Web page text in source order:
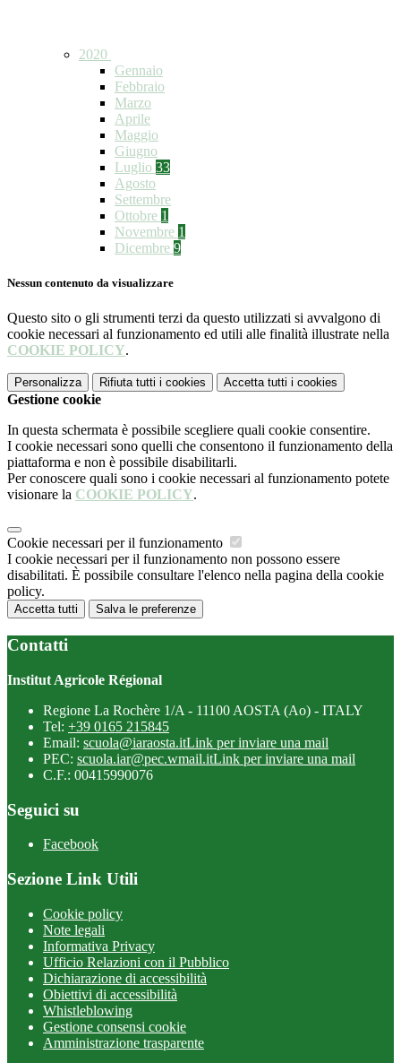
2020
Gennaio
Febbraio
Marzo
Aprile
Maggio
Giugno
Luglio 33
Agosto
Settembre
Ottobre 1
Novembre 1
Dicembre 9
Nessun contenuto da visualizzare
Questo sito o gli strumenti terzi da questo utilizzati si avvalgono di
cookie necessari al funzionamento ed utili alle finalità illustrate nella
COOKIE POLICY.
Personalizza Rifiuta tutti i cookies Accetta tutti i cookies
Gestione cookie
In questa schermata è possibile scegliere quali cookie consentire.
I cookie necessari sono quelli che consentono il funzionamento della
piattaforma e non è possibile disabilitarli.
Per conoscere quali sono i cookie necessari al funzionamento potete
visionare la COOKIE POLICY.
Cookie necessari per il funzionamento
I cookie necessari per il funzionamento non possono essere
disabilitati. È possibile consultare l'elenco nella pagina della cookie
policy.
Accetta tutti Salva le preferenze
Contatti
Institut Agricole Régional
Regione La Rochère 1/A - 11100 AOSTA (Ao) - ITALY
Tel: +39 0165 215845
Email: scuola@iaraosta.itLink per inviare una mail
PEC: scuola.iar@pec.wmail.itLink per inviare una mail
C.F.: 00415990076
Seguici su
Facebook
Sezione Link Utili
Cookie policy
Note legali
Informativa Privacy
Ufficio Relazioni con il Pubblico
Dichiarazione di accessibilità
Obiettivi di accessibilità
Whistleblowing
Gestione consensi cookie
Amministrazione trasparente